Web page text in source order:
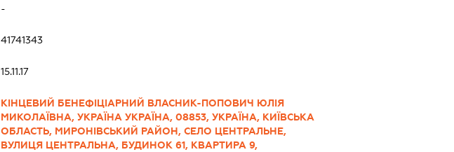
-
41741343
15.11.17
КІНЦЕВИЙ БЕНЕФІЦІАРНИЙ ВЛАСНИК-ПОПОВИЧ ЮЛІЯ
МИКОЛАЇВНА, УКРАЇНА УКРАЇНА, 08853, УКРАЇНА, КИЇВСЬКА
ОБЛАСТЬ, МИРОНІВСЬКИЙ РАЙОН, СЕЛО ЦЕНТРАЛЬНЕ,
ВУЛИЦЯ ЦЕНТРАЛЬНА, БУДИНОК 61, КВАРТИРА 9,